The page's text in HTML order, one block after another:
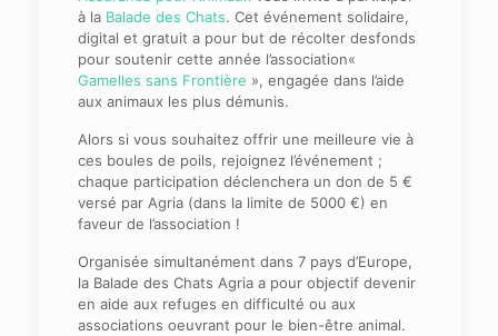
à la Balade des Chats. Cet événement solidaire,
digital et gratuit a pour but de récolter desfonds
pour soutenir cette année l’association«
Gamelles sans Frontière », engagée dans l’aide
aux animaux les plus démunis.
Alors si vous souhaitez offrir une meilleure vie à
ces boules de poils, rejoignez l’événement ;
chaque participation déclenchera un don de 5 €
versé par Agria (dans la limite de 5000 €) en
faveur de l’association !
Organisée simultanément dans 7 pays d’Europe,
la Balade des Chats Agria a pour objectif devenir
en aide aux refuges en difficulté ou aux
associations oeuvrant pour le bien-être animal.